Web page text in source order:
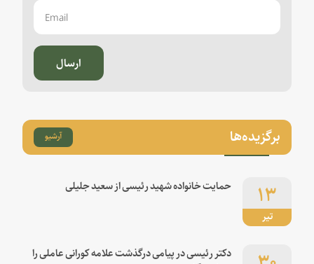
ارسال
برگزیده‌ها آرشیو
تیر
۱۳ حمایت خانواده شهید رئیسی از سعید جلیلی
دکتر رئیسی در پیامی درگذشت علامه کورانی عاملی را